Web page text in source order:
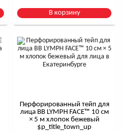
В корзину
Перфорированный тейп для
лица BB LYMPH FACE™ 10 см
× 5 м хлопок бежевый
$р_title_town_up